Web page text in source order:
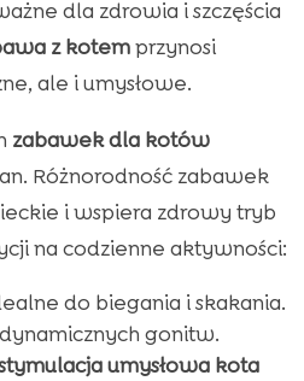
dla zdrowia i szczęścia
z kotemprzynosi
ale i umysłowe.
zabawek dla kotów
Różnorodność zabawek
i wspiera zdrowy tryb
na codzienne aktywności:
do biegania i skakania.
gonitw.
umysłowa kota